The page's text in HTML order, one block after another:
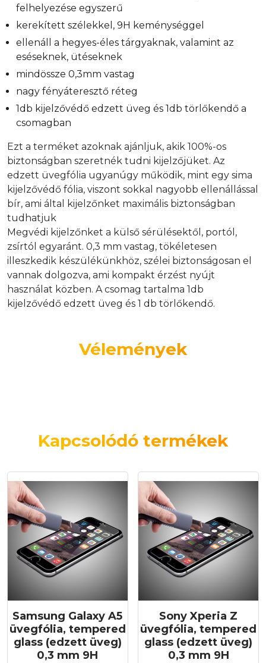
felhelyezése egyszerű
kerekített szélekkel, 9H keménységgel
ellenáll a hegyes-éles tárgyaknak, valamint az
eséseknek, ütéseknek
mindössze 0,3mm vastag
nagy fényáteresztő réteg
1db kijelzővédő edzett üveg és 1db törlőkendő a
csomagban
Ezt a terméket azoknak ajánljuk, akik 100%-os
biztonságban szeretnék tudni kijelzőjüket. Az
edzett üvegfólia ugyanúgy működik, mint egy sima
kijelzővédő fólia, viszont sokkal nagyobb ellenállással
bír, ami által kijelzőnket maximális biztonságban
tudhatjuk
Megvédi kijelzőnket a külső sérülésektől, portól,
zsírtól egyaránt. 0,3 mm vastag, tökéletesen
illeszkedik készülékünkhöz, szélei biztonságosan el
vannak dolgozva, ami kompakt érzést nyújt
használat közben. A csomag tartalma 1db
kijelzővédő edzett üveg és 1 db törlőkendő.
Vélemények
Kapcsolódó termékek
Samsung Galaxy A5
üvegfólia, tempered
glass (edzett üveg)
0,3 mm 9H
Sony Xperia Z
üvegfólia, tempered
glass (edzett üveg)
0,3 mm 9H